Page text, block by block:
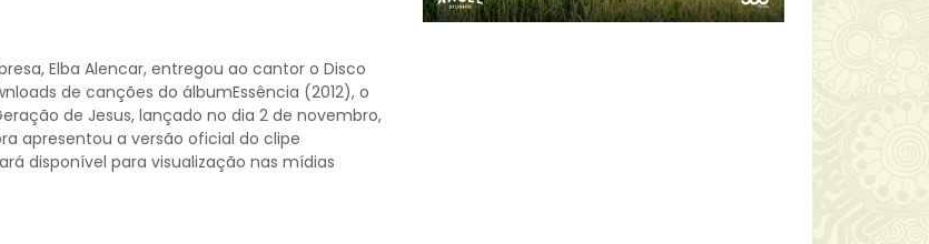
Elba Alencar, entregou ao cantor o Disco
de canções do álbumEssência (2012), o
de Jesus, lançado no dia 2 de novembro,
apresentou a versão oficial do clipe
disponível para visualização nas mídias